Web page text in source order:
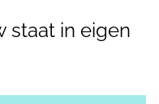
staat in eigen